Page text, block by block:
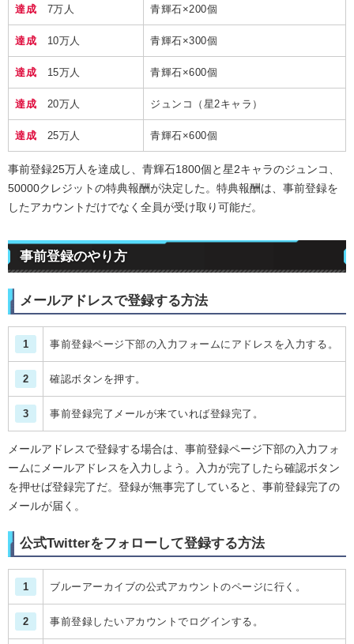
達成 7万人 青輝石×200個
達成 10万人 青輝石×300個
達成 15万人 青輝石×600個
達成 20万人 ジュンコ（星2キャラ）
達成 25万人 青輝石×600個
事前登録25万人を達成し、青輝石1800個と星2キャラのジュンコ、
50000クレジットの特典報酬が決定した。特典報酬は、事前登録を
したアカウントだけでなく全員が受け取り可能だ。
事前登録のやり方
メールアドレスで登録する方法
1 事前登録ページ下部の入力フォームにアドレスを入力する。
2 確認ボタンを押す。
3 事前登録完了メールが来ていれば登録完了。
メールアドレスで登録する場合は、事前登録ページ下部の入力フォ
ームにメールアドレスを入力しよう。入力が完了したら確認ボタン
を押せば登録完了だ。登録が無事完了していると、事前登録完了の
メールが届く。
公式Twitterをフォローして登録する方法
1 ブルーアーカイブの公式アカウントのページに行く。
2 事前登録したいアカウントでログインする。